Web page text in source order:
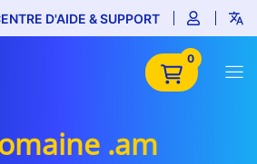
D'AIDE & SUPPORT
0
.am